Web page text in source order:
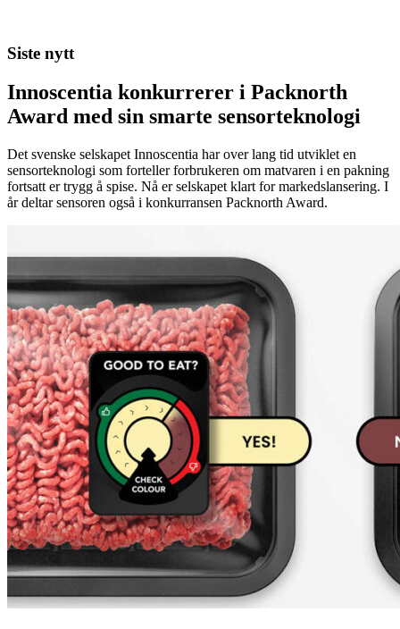
Siste nytt
Innoscentia konkurrerer i Packnorth
Award med sin smarte sensorteknologi
Det svenske selskapet Innoscentia har over lang tid utviklet en
sensorteknologi som forteller forbrukeren om matvaren i en pakning
fortsatt er trygg å spise. Nå er selskapet klart for markedslansering. I
år deltar sensoren også i konkurransen Packnorth Award.